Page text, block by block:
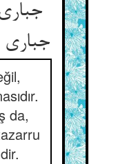
جباری برای زاری است‌‌
da,